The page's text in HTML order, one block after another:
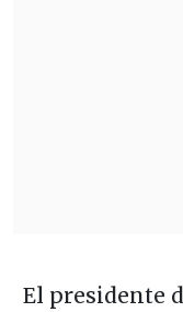
El presidente